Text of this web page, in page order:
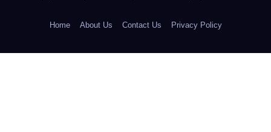
Home About Us Contact Us Privacy Policy